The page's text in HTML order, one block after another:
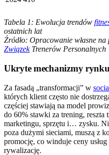
Tabela 1: Ewolucja trendów
ostatnich lat
Źródło: Opracowanie własne
ZwiązekTrenerów Personalnych
Ukryte mechanizmy
Za fasadą „transformacji” w
których klient często nie
częściej stawiają na model
do 60% stawki za trening,
marketingu, sprzętu i… zysku.
poza dużymi sieciami, muszą z
promocję, co winduje ceny
rywalizację.